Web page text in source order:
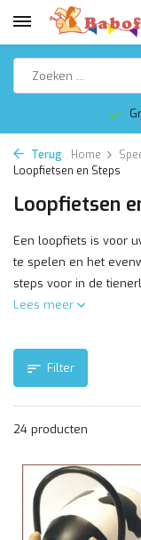
Terug Home
Loopfietsen en Steps
Loopfietsen
Een loopfiets is voor
te spelen en het
steps voor in de
Lees meer
Filter
24 producten